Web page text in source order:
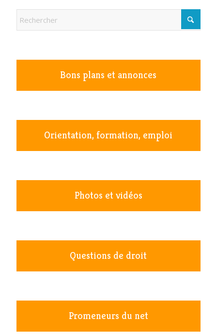
Bons plans et annonces
Orientation, formation, emploi
Photos et vidéos
Questions de droit
Promeneurs du net